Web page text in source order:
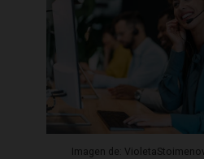
Imagen de: